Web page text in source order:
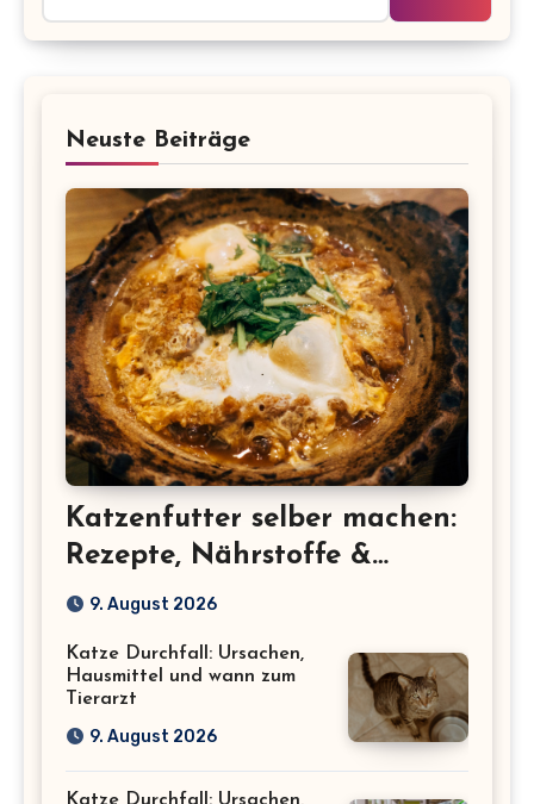
Neuste Beiträge
Katzenfutter selber machen:
Rezepte, Nährstoffe &
Sicherheit
9. August 2026
Katze Durchfall: Ursachen,
Hausmittel und wann zum
Tierarzt
9. August 2026
Katze Durchfall: Ursachen,